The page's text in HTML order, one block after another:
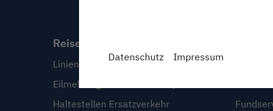
Reiseplanung
Linien und Fahrpläne
Eilmeldungen & Sonderfahrpläne
Haltestellen Ersatzverkehr
Datenschutz Impressum